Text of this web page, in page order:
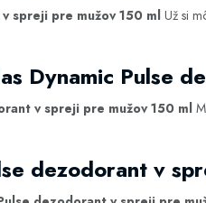
spreji pre mužov 150 ml Už si
Dynamic Pulse
v spreji pre mužov 150 ml
dezodorant v